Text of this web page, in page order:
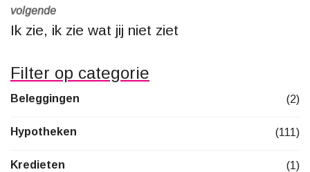
volgende
Ik zie, ik zie wat jij niet ziet
Filter op categorie
Beleggingen (2)
Hypotheken (111)
Kredieten (1)